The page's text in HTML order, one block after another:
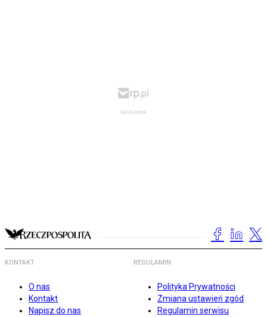
KONTAKT
O nas
Kontakt
Napisz do nas
REGULAMIN
Polityka Prywatności
Zmiana ustawień zgód
Regulamin serwisu